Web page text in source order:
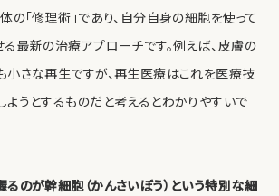
の「修理術」であり、自分自身の細胞を使って
最新の治療アプローチです。例えば、皮膚の
小さな再生ですが、再生医療はこれを医療技
うとするものだと考えるとわかりやすいで
のが幹細胞（かんさいぼう）という特別な細